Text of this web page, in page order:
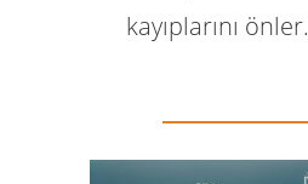
kayıplarını önler.